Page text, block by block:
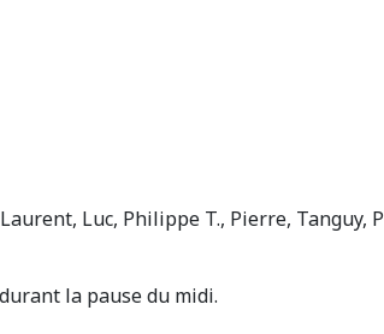
Luc, Philippe T., Pierre, Tanguy,
la pause du midi.